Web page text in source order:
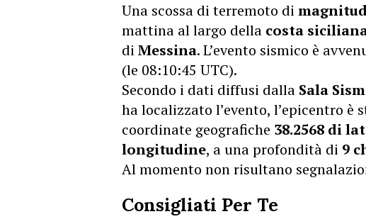
Una scossa di terremoto di
mattina al largo della costa
di Messina. L’evento sismico è
(le 08:10:45 UTC).
Secondo i dati diffusi dalla Sala
ha localizzato l’evento, l’epicentro
coordinate geografiche 38.2568 di
longitudine, a una profondità di 9
Al momento non risultano
Consigliati Per Te